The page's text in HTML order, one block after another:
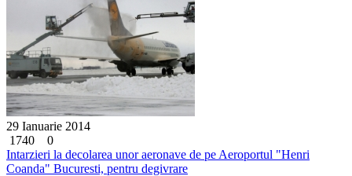
29 Ianuarie 2014
1740
0
Intarzieri la decolarea unor aeronave de pe Aeroportul "Henri
Coanda" Bucuresti, pentru degivrare